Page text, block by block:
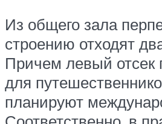
Из общего зала
строению отходят
Причем левый отсек
для
планируют